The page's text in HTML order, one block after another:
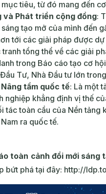
tiêu, từ đó mang đến
và Phát triển cộng đồng:
tạo mở của mình đến
tới các giải pháp được
tổng thể về các giải
trong Báo cáo tạo cơ
Tư, Nhà Đầu tư lớn
tầm quốc tế: Là một
nghiệp khẳng định vị thế
tác toàn cầu của Nền
ra quốc tế.
toàn cảnh đổi mới sáng
bứt phá tại đây: http://